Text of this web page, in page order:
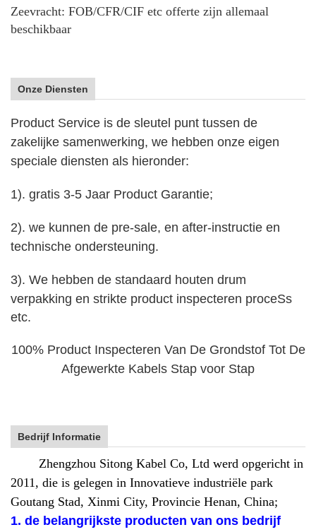
Zeevracht: FOB/CFR/CIF etc offerte zijn allemaal
beschikbaar
Onze Diensten
Product Service is de sleutel punt tussen de
zakelijke samenwerking, we hebben onze eigen
speciale diensten als hieronder:
1). gratis 3-5 Jaar Product Garantie;
2). we kunnen de pre-sale, en after-instructie en
technische ondersteuning.
3). We hebben de standaard houten drum
verpakking en strikte product inspecteren proceSs
etc.
100% Product Inspecteren Van De Grondstof Tot De
Afgewerkte Kabels Stap voor Stap
Bedrijf Informatie
Zhengzhou Sitong Kabel Co, Ltd werd opgericht in
2011, die is gelegen in Innovatieve industriële park
Goutang Stad, Xinmi City, Provincie Henan, China;
1. de belangrijkste producten van ons bedrijf